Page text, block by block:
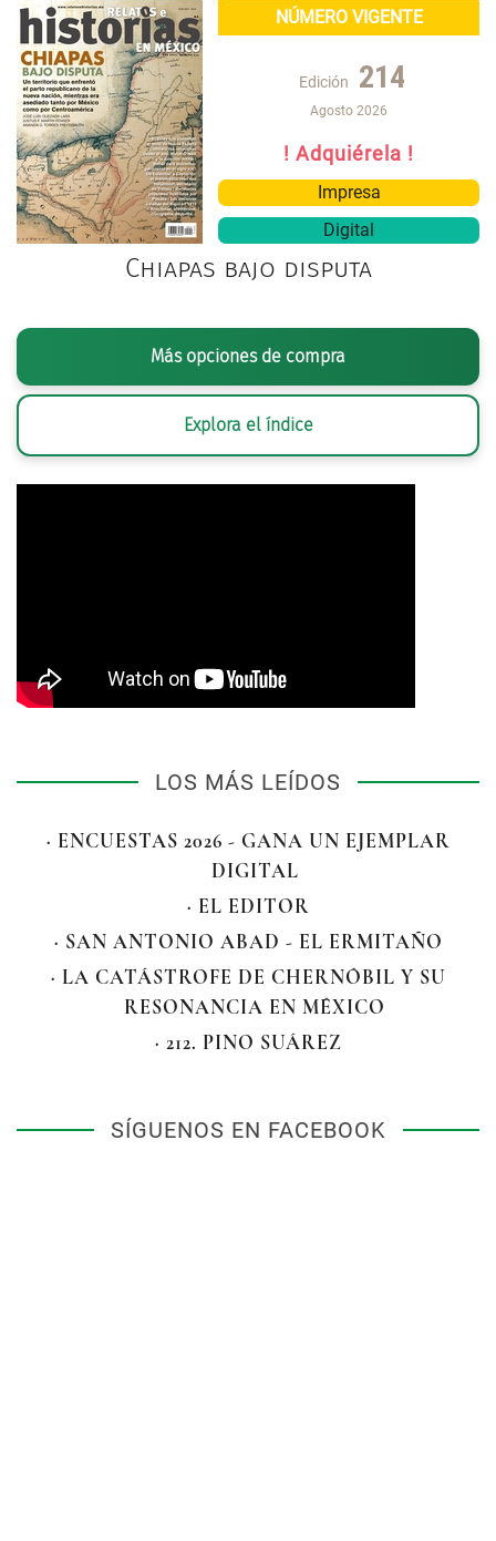
NÚMERO VIGENTE
Edición 214
Agosto 2026
! Adquiérela !
Impresa
Digital
Chiapas bajo disputa
Más opciones de compra
Explora el índice
LOS MÁS LEÍDOS
· ENCUESTAS 2026 - GANA UN EJEMPLAR
DIGITAL
· EL EDITOR
· SAN ANTONIO ABAD - EL ERMITAÑO
· LA CATÁSTROFE DE CHERNÓBIL Y SU
RESONANCIA EN MÉXICO
· 212. PINO SUÁREZ
SÍGUENOS EN FACEBOOK